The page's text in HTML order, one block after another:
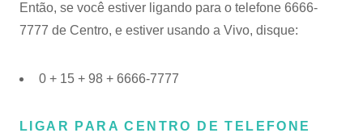
Então, se você estiver ligando para o telefone 6666-
7777 de Centro, e estiver usando a Vivo, disque:
0 + 15 + 98 + 6666-7777
LIGAR PARA CENTRO DE TELEFONE